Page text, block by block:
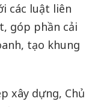
các luật liên
góp phần cải
tạo khung
xây dựng, Chủ